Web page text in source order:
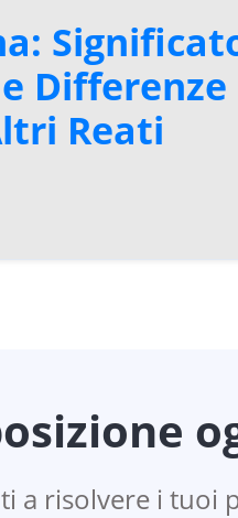
Differenze
Reati
a risolvere i tuoi